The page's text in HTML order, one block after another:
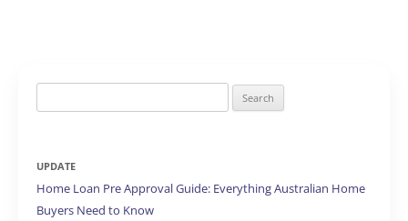
for:
UPDATE
Home Loan Pre Approval Guide: Everything Australian Home
Buyers Need to Know